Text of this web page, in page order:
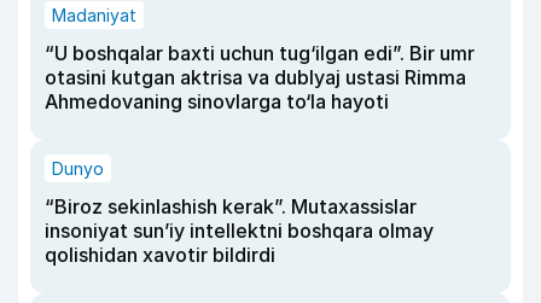
Madaniyat
“U boshqalar baxti uchun tug‘ilgan edi”. Bir umr
otasini kutgan aktrisa va dublyaj ustasi Rimma
Ahmedovaning sinovlarga to‘la hayoti
Dunyo
“Biroz sekinlashish kerak”. Mutaxassislar
insoniyat sun’iy intellektni boshqara olmay
qolishidan xavotir bildirdi